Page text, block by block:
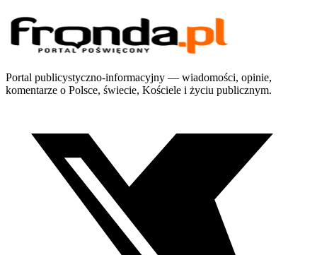
Portal publicystyczno-informacyjny — wiadomości, opinie,
komentarze o Polsce, świecie, Kościele i życiu publicznym.